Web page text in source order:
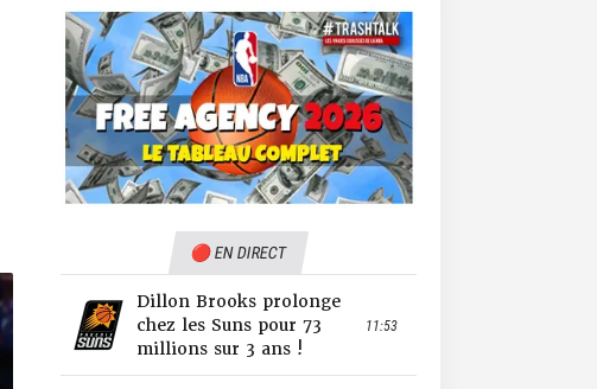
🔴 EN DIRECT
Dillon Brooks prolonge
chez les Suns pour 73
millions sur 3 ans !
11:53